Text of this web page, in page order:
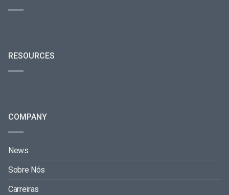
RESOURCES
COMPANY
News
Sobre Nós
Carreiras